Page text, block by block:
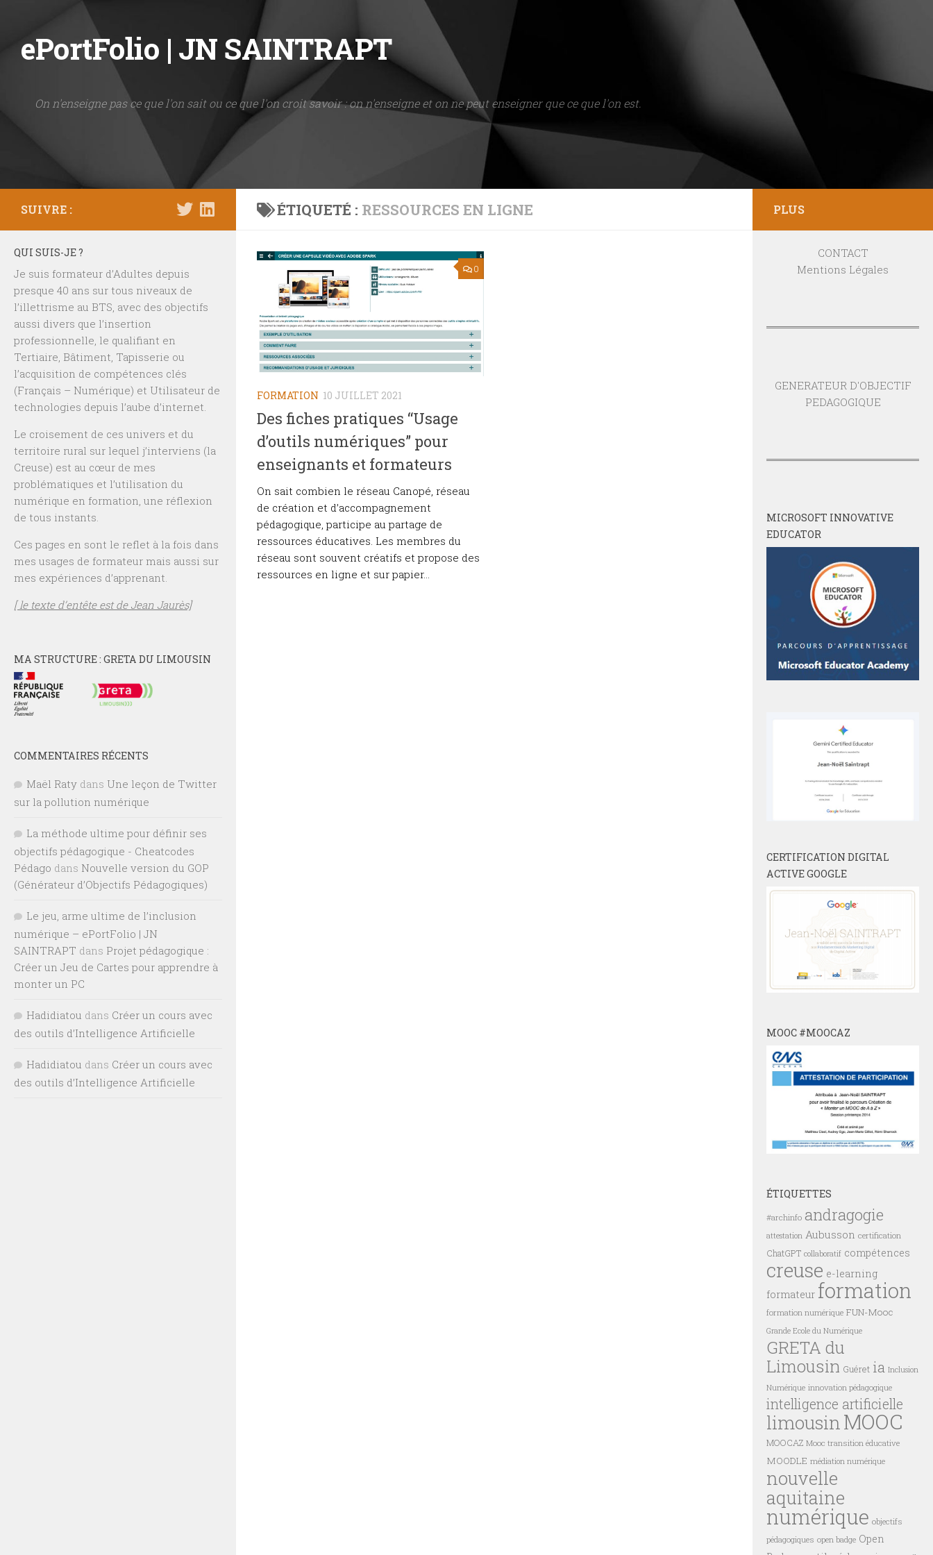
Skip to content
ePortFolio | JN SAINTRAPT
On n'enseigne pas ce que l'on sait ou ce que l'on croit savoir : on n'enseigne et on ne peut enseigner que ce que l'on est.
ÉTIQUETÉ : RESSOURCES EN LIGNE
0
FORMATION 10 JUILLET 2021
Des fiches pratiques “Usage
d’outils numériques” pour
enseignants et formateurs
On sait combien le réseau Canopé, réseau
de création et d’accompagnement
pédagogique, participe au partage de
ressources éducatives. Les membres du
réseau sont souvent créatifs et propose des
ressources en ligne et sur papier...
SUIVRE :
QUI SUIS-JE ?
Je suis formateur d’Adultes depuis
presque 40 ans sur tous niveaux de
l’illettrisme au BTS, avec des objectifs
aussi divers que l’insertion
professionnelle, le qualifiant en
Tertiaire, Bâtiment, Tapisserie ou
l’acquisition de compétences clés
(Français – Numérique) et Utilisateur de
technologies depuis l’aube d’internet.
Le croisement de ces univers et du
territoire rural sur lequel j’interviens (la
Creuse) est au cœur de mes
problématiques et l’utilisation du
numérique en formation, une réflexion
de tous instants.
Ces pages en sont le reflet à la fois dans
mes usages de formateur mais aussi sur
mes expériences d’apprenant.
[ le texte d’entête est de Jean Jaurès]
MA STRUCTURE : GRETA DU LIMOUSIN
COMMENTAIRES RÉCENTS
Maël Raty dans Une leçon de Twitter
sur la pollution numérique
La méthode ultime pour définir ses
objectifs pédagogique - Cheatcodes
Pédago dans Nouvelle version du GOP
(Générateur d’Objectifs Pédagogiques)
Le jeu, arme ultime de l’inclusion
numérique – ePortFolio | JN
SAINTRAPT dans Projet pédagogique :
Créer un Jeu de Cartes pour apprendre à
monter un PC
Hadidiatou dans Créer un cours avec
des outils d’Intelligence Artificielle
Hadidiatou dans Créer un cours avec
des outils d’Intelligence Artificielle
PLUS
CONTACT
Mentions Légales
GENERATEUR D'OBJECTIF
PEDAGOGIQUE
MICROSOFT INNOVATIVE
EDUCATOR
CERTIFICATION DIGITAL
ACTIVE GOOGLE
MOOC #MOOCAZ
ÉTIQUETTES
#archinfo andragogie
attestation Aubusson certification
ChatGPT collaboratif compétences
creuse e-learning
formateur formation
formation numérique FUN-Mooc
Grande Ecole du Numérique
GRETA du
Limousin Guéret ia Inclusion
Numérique innovation pédagogique
intelligence artificielle
limousin MOOC
MOOCAZ Mooc transition éducative
MOODLE médiation numérique
nouvelle
aquitaine
numérique objectifs
pédagogiques open badge Open